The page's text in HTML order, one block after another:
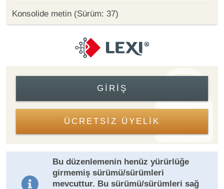
Konsolide metin (Sürüm: 37)
GIRIŞ
ÜCRETSİZ ÜYELİK
Bu düzenlemenin henüz yürürlüğe
girmemiş sürümü/sürümleri
mevcuttur. Bu sürümü/sürümleri sağ